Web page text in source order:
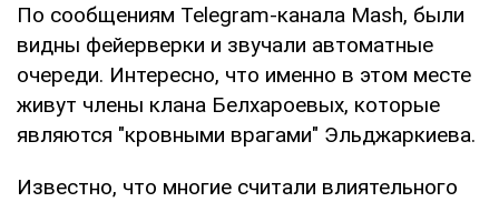
По сообщениям Telegram-канала Mash, были
видны фейерверки и звучали автоматные
очереди. Интересно, что именно в этом месте
живут члены клана Белхароевых, которые
являются "кровными врагами" Эльджаркиева.
Известно, что многие считали влиятельного